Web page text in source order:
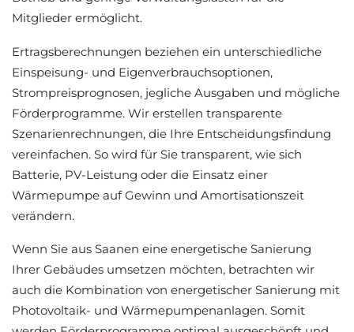
Mitglieder ermöglicht.
Ertragsberechnungen beziehen ein unterschiedliche
Einspeisung- und Eigenverbrauchsoptionen,
Strompreisprognosen, jegliche Ausgaben und mögliche
Förderprogramme. Wir erstellen transparente
Szenarienrechnungen, die Ihre Entscheidungsfindung
vereinfachen. So wird für Sie transparent, wie sich
Batterie, PV-Leistung oder die Einsatz einer
Wärmepumpe auf Gewinn und Amortisationszeit
verändern.
Wenn Sie aus Saanen eine energetische Sanierung
Ihrer Gebäudes umsetzen möchten, betrachten wir
auch die Kombination von energetischer Sanierung mit
Photovoltaik- und Wärmepumpenanlagen. Somit